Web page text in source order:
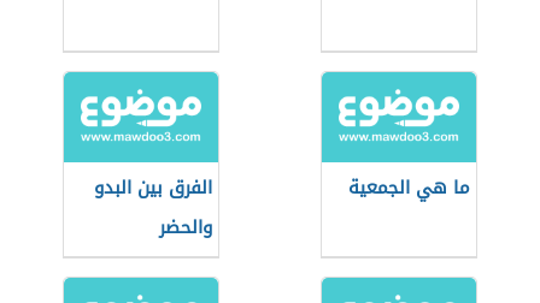
ما هي الجمعية
الفرق بين البدو
والحضر